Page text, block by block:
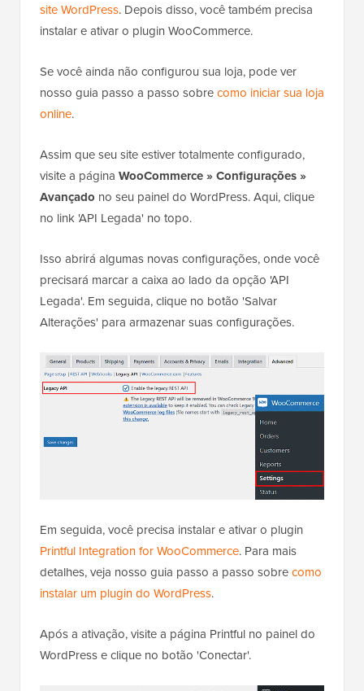
site WordPress. Depois disso, você também precisa
instalar e ativar o plugin WooCommerce.
Se você ainda não configurou sua loja, pode ver
nosso guia passo a passo sobrecomo iniciar sua loja
online.
Assim que seu site estiver totalmente configurado,
visite a página WooCommerce » Configurações »
Avançado no seu painel do WordPress. Aqui, clique
no link 'API Legada' no topo.
Isso abrirá algumas novas configurações, onde você
precisará marcar a caixa ao lado da opção 'API
Legada'. Em seguida, clique no botão 'Salvar
Alterações' para armazenar suas configurações.
Em seguida, você precisa instalar e ativar o plugin
Printful Integration for WooCommerce. Para mais
detalhes, veja nosso guia passo a passo sobrecomo
instalar um plugin do WordPress.
Após a ativação, visite a página Printful no painel do
WordPress e clique no botão 'Conectar'.